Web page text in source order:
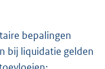
bepalingen
bij liquidatie gelden